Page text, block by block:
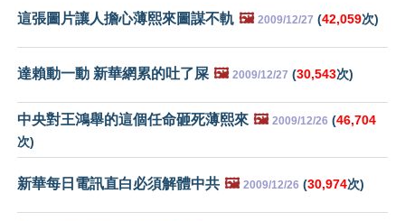
這張圖片讓人擔心薄熙來圖謀不軌 🖼️ 2009/12/27 (42,059次)
達賴動一動 新華網累的吐了屎 🖼️ 2009/12/27 (30,543次)
中央對王鴻舉的這個任命砸死薄熙來 🖼️ 2009/12/26 (46,704
次)
新華每日電訊直白必須解體中共 🖼️ 2009/12/26 (30,974次)